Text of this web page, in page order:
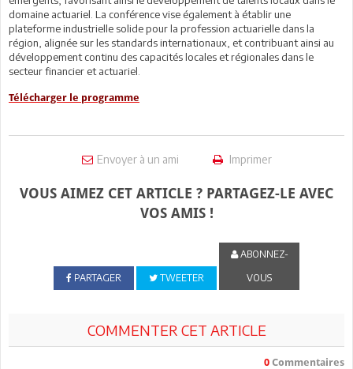
domaine actuariel. La conférence vise également à établir une
plateforme industrielle solide pour la profession actuarielle dans la
région, alignée sur les standards internationaux, et contribuant ainsi au
développement continu des capacités locales et régionales dans le
secteur financier et actuariel.
Télécharger le programme
Envoyer à un ami Imprimer
VOUS AIMEZ CET ARTICLE ? PARTAGEZ-LE AVEC
VOS AMIS !
PARTAGER TWEETER
ABONNEZ-
VOUS
COMMENTER CET ARTICLE
0 Commentaires